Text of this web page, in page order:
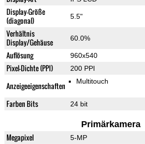
Display-Größe
(diagonal)
5.5"
Verhältnis
Display/Gehäuse
60.0%
Auflösung 960x540
Pixel-Dichte (PPI) 200 PPI
Anzeigeeigenschaften Multitouch
Farben Bits 24 bit
Primärkamera
Megapixel 5-MP